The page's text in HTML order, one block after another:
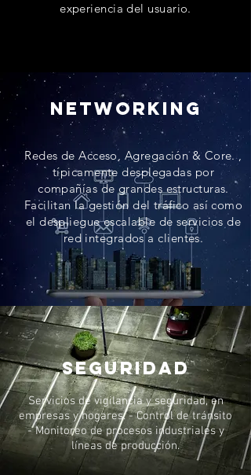
experiencia del usuario.
networking
Redes de Acceso, Agregación & Core. ,
típicamente desplegadas por
compañías de grandes estructuras.
Facilitan la gestión del tráfico así como
el despliegue escalable de servicios de
red integrados a clientes.
seguridad
Servicios de vigilancia y seguridad, en
empresas y hogares. - Control de tránsito
- Monitoreo de procesos industriales y
líneas de producción.